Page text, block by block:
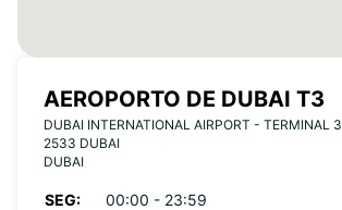
AEROPORTO DE DUBAI T3
DUBAI INTERNATIONAL AIRPORT - TERMINAL 3
2533 DUBAI
DUBAI
SEG:
00:00 - 23:59